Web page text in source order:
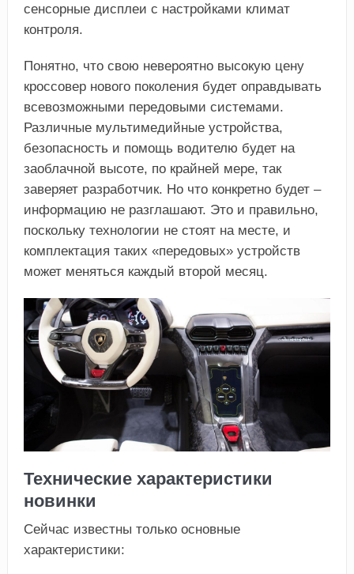
сенсорные дисплеи с настройками климат
контроля.
Понятно, что свою невероятно высокую цену
кроссовер нового поколения будет оправдывать
всевозможными передовыми системами.
Различные мультимедийные устройства,
безопасность и помощь водителю будет на
заоблачной высоте, по крайней мере, так
заверяет разработчик. Но что конкретно будет –
информацию не разглашают. Это и правильно,
поскольку технологии не стоят на месте, и
комплектация таких «передовых» устройств
может меняться каждый второй месяц.
Технические характеристики
новинки
Сейчас известны только основные
характеристики: